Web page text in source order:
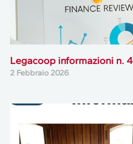
Legacoop informazioni n. 4
2 Febbraio 2026